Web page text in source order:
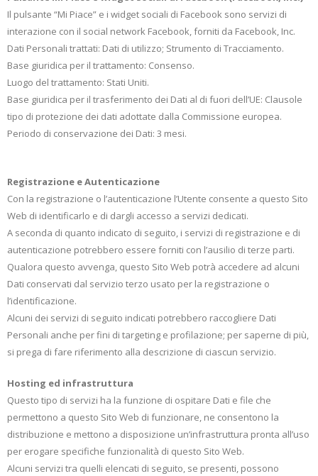
Il pulsante “Mi Piace” e i widget sociali di Facebook sono servizi di
interazione con il social network Facebook, forniti da Facebook, Inc.
Dati Personali trattati: Dati di utilizzo; Strumento di Tracciamento.
Base giuridica per il trattamento: Consenso.
Luogo del trattamento: Stati Uniti.
Base giuridica per il trasferimento dei Dati al di fuori dell’UE: Clausole
tipo di protezione dei dati adottate dalla Commissione europea.
Periodo di conservazione dei Dati: 3 mesi.
Registrazione e Autenticazione
Con la registrazione o l’autenticazione l’Utente consente a questo Sito
Web di identificarlo e di dargli accesso a servizi dedicati.
A seconda di quanto indicato di seguito, i servizi di registrazione e di
autenticazione potrebbero essere forniti con l’ausilio di terze parti.
Qualora questo avvenga, questo Sito Web potrà accedere ad alcuni
Dati conservati dal servizio terzo usato per la registrazione o
l’identificazione.
Alcuni dei servizi di seguito indicati potrebbero raccogliere Dati
Personali anche per fini di targeting e profilazione; per saperne di più,
si prega di fare riferimento alla descrizione di ciascun servizio.
Hosting ed infrastruttura
Questo tipo di servizi ha la funzione di ospitare Dati e file che
permettono a questo Sito Web di funzionare, ne consentono la
distribuzione e mettono a disposizione un’infrastruttura pronta all’uso
per erogare specifiche funzionalità di questo Sito Web.
Alcuni servizi tra quelli elencati di seguito, se presenti, possono